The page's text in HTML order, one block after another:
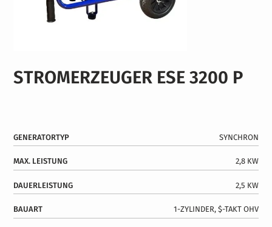
STROMERZEUGER ESE 3200 P
GENERATORTYP SYNCHRON
MAX. LEISTUNG 2,8 KW
DAUERLEISTUNG 2,5 KW
BAUART 1-ZYLINDER, $-TAKT OHV